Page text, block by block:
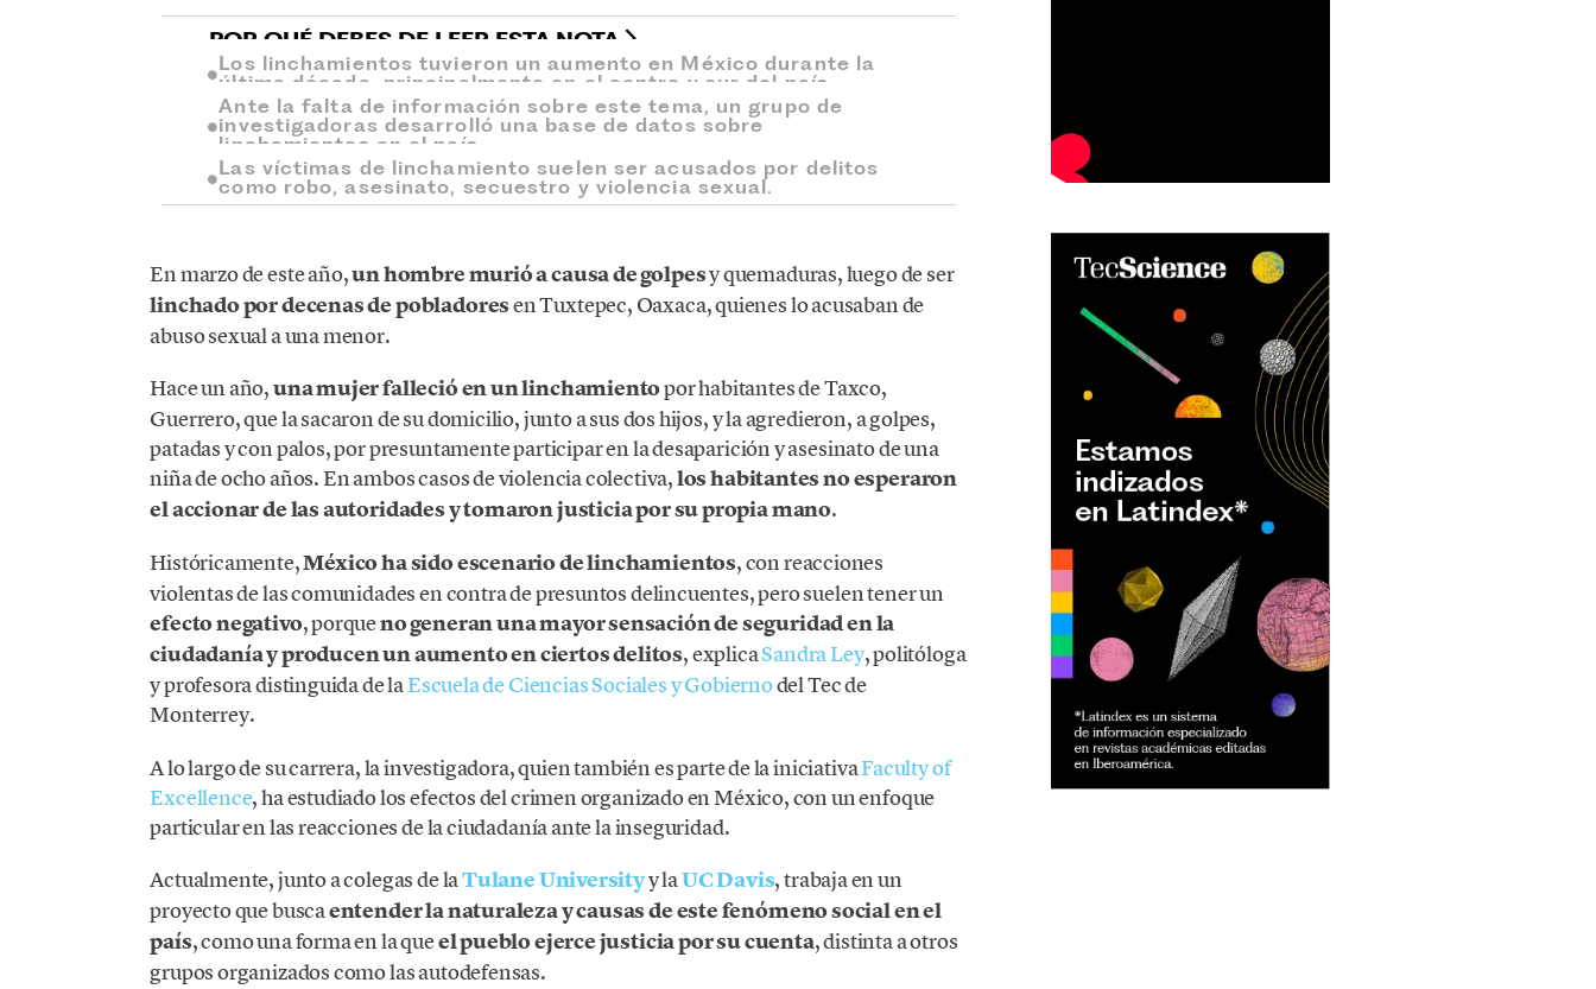
POR QUÉ DEBES DE LEER ESTA NOTA
Los linchamientos tuvieron un aumento en México durante la
última década, principalmente en el centro y sur del país.
Ante la falta de información sobre este tema, un grupo de
investigadoras desarrolló una base de datos sobre
linchamientos en el país.
Las víctimas de linchamiento suelen ser acusados por delitos
como robo, asesinato, secuestro y violencia sexual.
En marzo de este año,un hombre murió a causa de golpesy quemaduras, luego de ser
linchado por decenas de pobladoresen Tuxtepec, Oaxaca, quienes lo acusaban de
abuso sexual a una menor.
Hace un año,una mujer falleció en un linchamientopor habitantes de Taxco,
Guerrero, que la sacaron de su domicilio, junto a sus dos hijos, y la agredieron, a golpes,
patadas y con palos, por presuntamente participar en la desaparición y asesinato de una
niña de ocho años. En ambos casos de violencia colectiva,los habitantes no esperaron
el accionar de las autoridades y tomaron justicia por su propia mano.
Históricamente,México ha sido escenario de linchamientos, con reacciones
violentas de las comunidades en contra de presuntos delincuentes, pero suelen tener un
efecto negativo, porqueno generan una mayor sensación de seguridad en la
ciudadanía y producen un aumento en ciertos delitos, explicaSandra Ley, politóloga
y profesora distinguida de laEscuela de Ciencias Sociales y Gobiernodel Tec de
Monterrey.
A lo largo de su carrera, la investigadora, quien también es parte de la iniciativaFaculty of
Excellence, ha estudiado los efectos del crimen organizado en México, con un enfoque
particular en las reacciones de la ciudadanía ante la inseguridad.
Actualmente, junto a colegas de laTulane Universityy laUC Davis, trabaja en un
proyecto que buscaentender la naturaleza y causas de este fenómeno social en el
país, como una forma en la queel pueblo ejerce justicia por su cuenta, distinta a otros
grupos organizados como las autodefensas.